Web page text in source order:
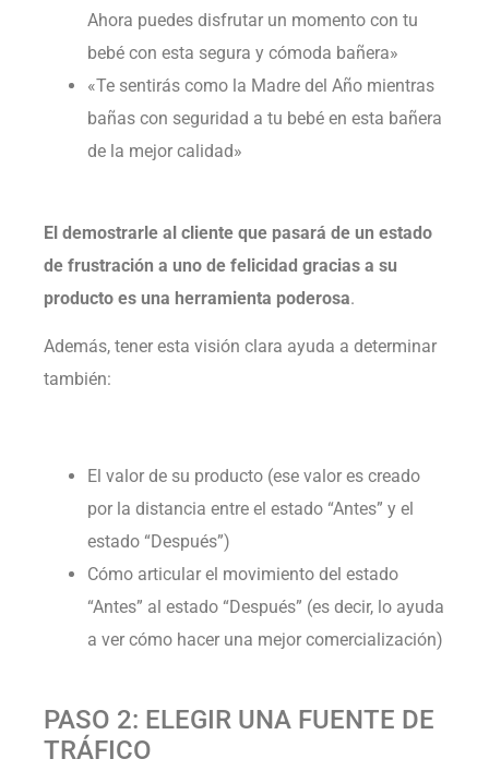
Ahora puedes disfrutar un momento con tu
bebé con esta segura y cómoda bañera»
«Te sentirás como la Madre del Año mientras
bañas con seguridad a tu bebé en esta bañera
de la mejor calidad»
El demostrarle al cliente que pasará de un estado
de frustración a uno de felicidad gracias a su
producto es una herramienta poderosa.
Además, tener esta visión clara ayuda a determinar
también:
El valor de su producto (ese valor es creado
por la distancia entre el estado “Antes” y el
estado “Después”)
Cómo articular el movimiento del estado
“Antes” al estado “Después” (es decir, lo ayuda
a ver cómo hacer una mejor comercialización)
PASO 2: ELEGIR UNA FUENTE DE
TRÁFICO